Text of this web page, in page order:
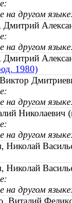
другом
другом
Дмитрий
1980)
другом
Николаевич
другом
Николай
Николай
другом